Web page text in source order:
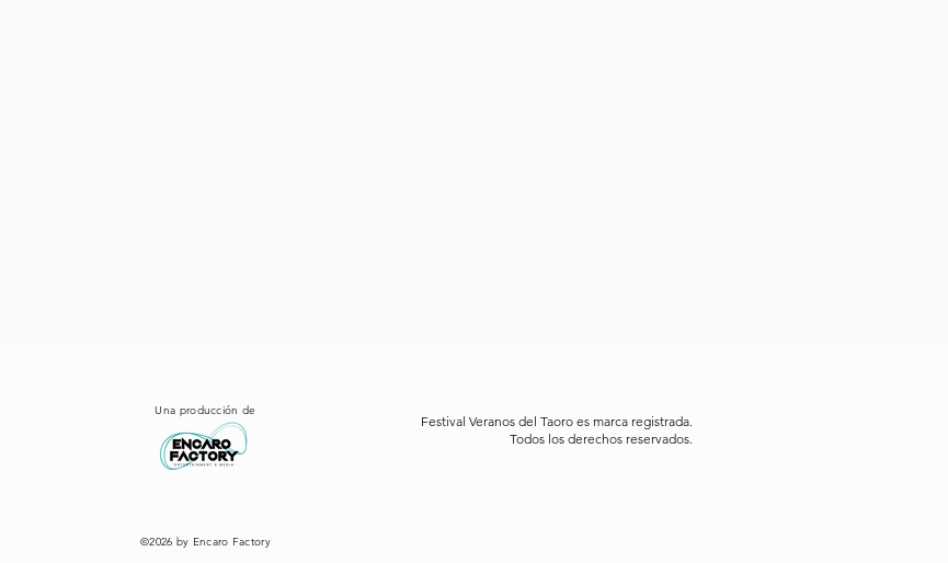
Una producción de
Festival Veranos del Taoro es marca registrada.
Todos los derechos reservados.
©2026 by Encaro Factory